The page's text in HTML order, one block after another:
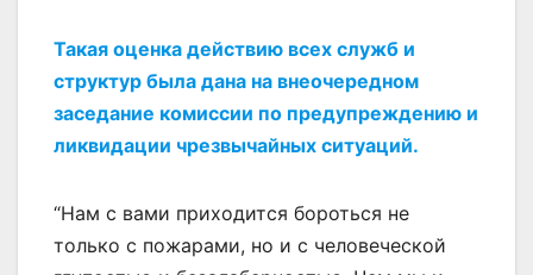
Такая оценка действию всех служб и
структур была дана на внеочередном
заседание комиссии по предупреждению и
ликвидации чрезвычайных ситуаций.
“Нам с вами приходится бороться не
только с пожарами, но и с человеческой